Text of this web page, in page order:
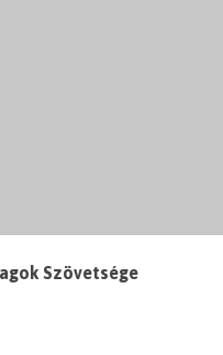
Szövetsége